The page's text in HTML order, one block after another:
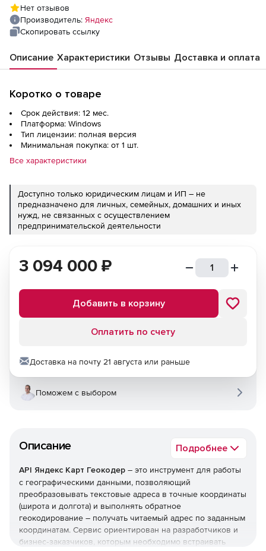
Нет отзывов
Производитель: Яндекс
Скопировать ссылку
Описание Характеристики Отзывы Доставка и оплата
Коротко о товаре
Срок действия: 12 мес.
Платформа: Windows
Тип лицензии: полная версия
Минимальная покупка: от 1 шт.
Все характеристики
Доступно только юридическим лицам и ИП – не
предназначено для личных, семейных, домашних и иных
нужд, не связанных с осуществлением
предпринимательской деятельности
Описание Подробнее
API Яндекс Карт Геокодер – это инструмент для работы
с географическими данными, позволяющий
преобразовывать текстовые адреса в точные координаты
(широта и долгота) и выполнять обратное
геокодирование – получать читаемый адрес по заданным
координатам. Сервис ориентирован на разработчиков и
бизнес‑заказчиков, которым необходимо встраивать
3 094 000 ₽
Добавить в корзину
Оплатить по счету
Доставка на почту 21 августа или раньше
Поможем с выбором